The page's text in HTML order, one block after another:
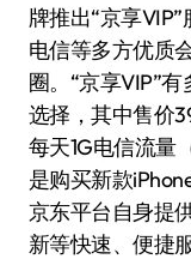
牌推出“京享
电信等多方优质
圈。“京享VIP”
选择，其中售价
每天1G电信流量
是购买新款
京东平台自身提
新等快速、便捷